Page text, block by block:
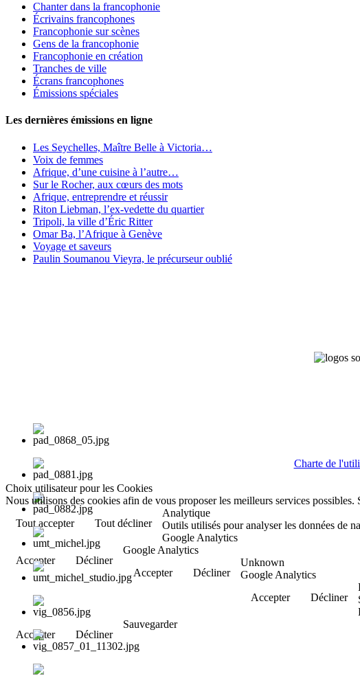
Chanter dans la francophonie
Écrivains francophones
Francophonie sur scènes
Gens de la francophonie
Francophonie en création
Tranches de ville
Écrans francophones
Émissions spéciales
Les dernières émissions en ligne
Les Seychelles, Maître Belle à Victoria…
Voix de femmes
Afrique, d’une cuisine à l’autre…
Sur le Rocher, aux cœurs des mots
Afrique, entreprendre et réussir
Riton Liebman, l’ex-vedette du quartier
Tripoli, la ville d’Éric Ritter
Omar Ba, l’Afrique à Genève
Voyage et saveurs
Paulin Soumanou Vieyra, le précurseur oublié
Charte de
Choix utilisateur pour les Cookies
Nous utilisons des cookies afin de vous proposer les meilleurs services
Tout accepter
Tout décliner
Analytique
Outils utilisés pour analyser les données de
Google Analytics
Accepter
Décliner
Google Analytics
Accepter
Décliner
Unknown
Google Analytics
Accepter
Décliner
Accepter
Décliner
Sauvegarder